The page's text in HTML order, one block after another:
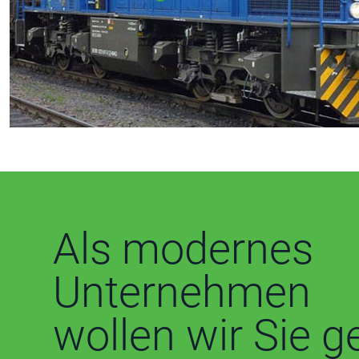
Als modernes
Unternehmen
wollen wir Sie